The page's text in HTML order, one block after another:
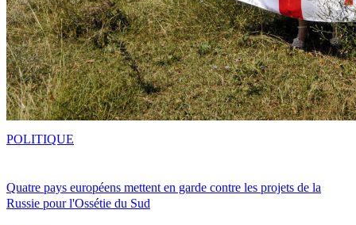
Quatre pays européens mettent en garde contre les projets de la
Russie pour l'Ossétie du Sud
POLITIQUE